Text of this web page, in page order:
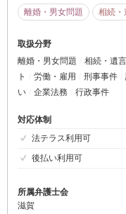
離婚・男女問題
相続・
取扱分野
離婚・男女問題
相続・遺言
ト
労働・雇用 刑事事件
い
企業法務 行政事件
対応体制
法テラス利用可
後払い利用可
所属弁護士会
滋賀